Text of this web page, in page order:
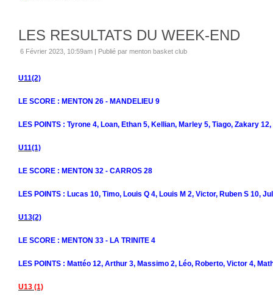
LES RESULTATS DU WEEK-END
6 Février 2023, 10:59am | Publié par menton basket club
U11(2)
LE SCORE : MENTON 26 - MANDELIEU 9
LES POINTS : Tyrone 4, Loan, Ethan 5, Kellian, Marley 5, Tiago, Zakary
U11(1)
LE SCORE : MENTON 32 - CARROS 28
LES POINTS : Lucas 10, Timo, Louis Q 4, Louis M 2, Victor, Ruben S 10,
U13(2)
LE SCORE : MENTON 33 - LA TRINITE 4
LES POINTS : Mattéo 12, Arthur 3, Massimo 2, Léo, Roberto, Victor 4,
U13 (1)